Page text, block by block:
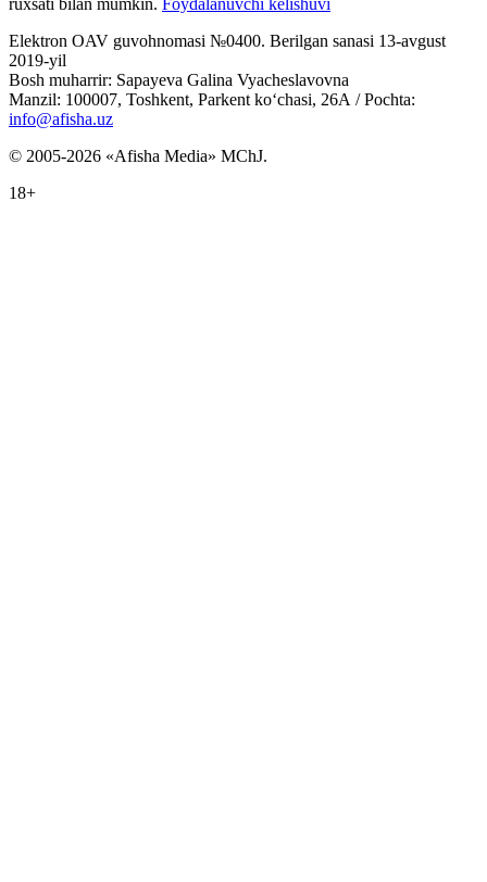
Elektron OAV guvohnomasi №0400. Berilgan sanasi 13-avgust
2019-yil
Bosh muharrir: Sapayeva Galina Vyacheslavovna
Manzil: 100007, Toshkent, Parkent ko‘chasi, 26А / Pochta:
info@afisha.uz
© 2005-2026 «Afisha Media» MChJ.
18+